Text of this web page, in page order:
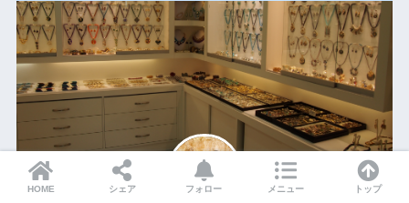
HOME シェア フォロー メニュー トップ